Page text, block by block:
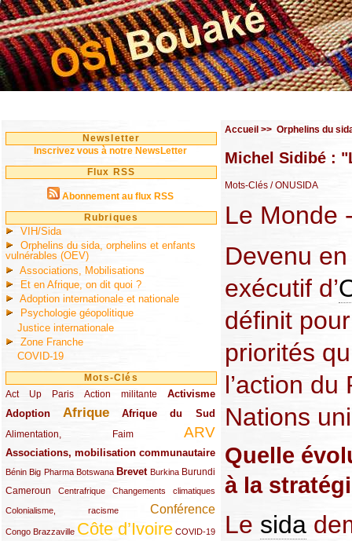
Newsletter
Inscrivez vous à notre NewsLetter
Flux RSS
Abonnement au flux RSS
Rubriques
VIH/Sida
Orphelins du sida, orphelins et enfants
vulnérables (OEV)
Associations, Mobilisations
Et en Afrique, on dit quoi ?
Adoption internationale et nationale
Psychologie géopolitique
Justice internationale
Zone Franche
COVID-19
Mots-Clés
Act Up Paris
(49/289) Action militante
(32/289) Activisme
(73/289)
Adoption
(82/289) Afrique
(161/289) Afrique du Sud
(73/289)
Alimentation, Faim
(48/289) ARV
(203/289)
Associations, mobilisation communautaire
(65/289)
Bénin
(13/289)Big Pharma
(16/289) Botswana
(9/289) Brevet
(83/289) Burkina
(18/289) Burundi
(30/289)
Cameroun
(47/289) Centrafrique
(23/289) Changements climatiques
(10/289)
Colonialisme, racisme
(19/289) Conférence
(118/289)
Congo Brazzaville
(24/289) Côte d’Ivoire
(263/289) COVID-19
(13/289)
Accueil >> Orphelins du
Michel Sidibé :
Mots-Clés / ONUSIDA
Le Monde
Devenu
exécutif d’
définit
priorités
l’action
Nations
Quelle
à la
Le sida